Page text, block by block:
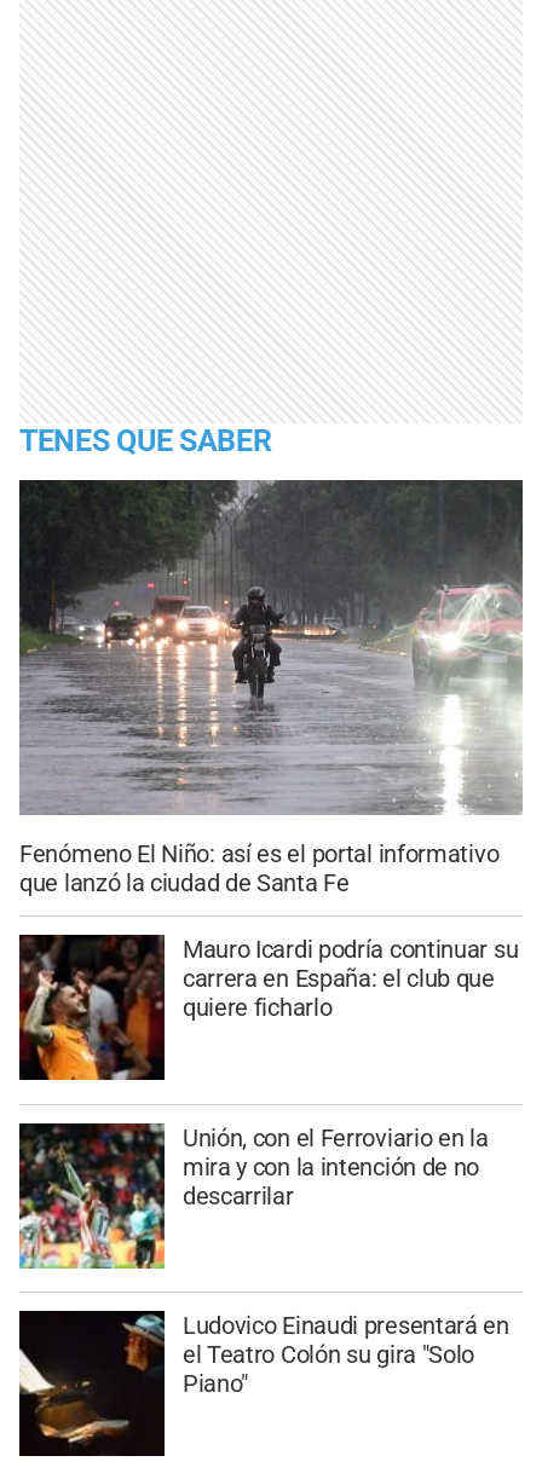
TENES QUE SABER
Fenómeno El Niño: así es el portal informativo
que lanzó la ciudad de Santa Fe
Mauro Icardi podría continuar su
carrera en España: el club que
quiere ficharlo
Unión, con el Ferroviario en la
mira y con la intención de no
descarrilar
Ludovico Einaudi presentará en
el Teatro Colón su gira "Solo
Piano"